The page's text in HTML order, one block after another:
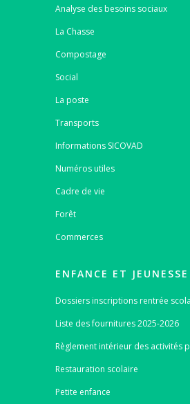
Analyse des besoins sociaux
La Chasse
Compostage
Social
La poste
Transports
Informations SICOVAD
Numéros utiles
Cadre de vie
Forêt
Commerces
ENFANCE ET JEUNESSE
Dossiers inscriptions rentrée
Liste des fournitures 2025-2026
Règlement intérieur des activités
Restauration scolaire
Petite enfance